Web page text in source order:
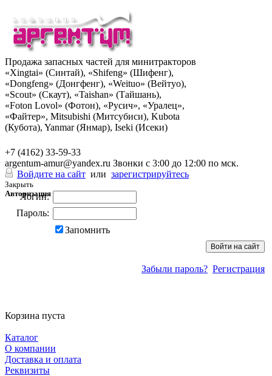
Продажа запасных частей для минитракторов
«Xingtai» (Синтай), «Shifeng» (Шифенг),
«Dongfeng» (Донгфенг), «Weituo» (Вейтуо),
«Scout» (Скаут), «Taishan» (Тайшань),
«Foton Lovol» (Фотон), «Русич», «Уралец»,
«Файтер», Mitsubishi (Митсубиси), Kubota
(Кубота), Yanmar (Янмар), Iseki (Исеки)
+7 (4162) 33-59-33
argentum-amur@yandex.ru Звонки с 3:00 до 12:00 по мск.
Войдите на сайт или зарегистрируйтесь
Закрыть
Авторизация
Логин:
Пароль:
Запомнить
Забыли пароль? Регистрация
Корзина пуста
Каталог
О компании
Доставка и оплата
Реквизиты